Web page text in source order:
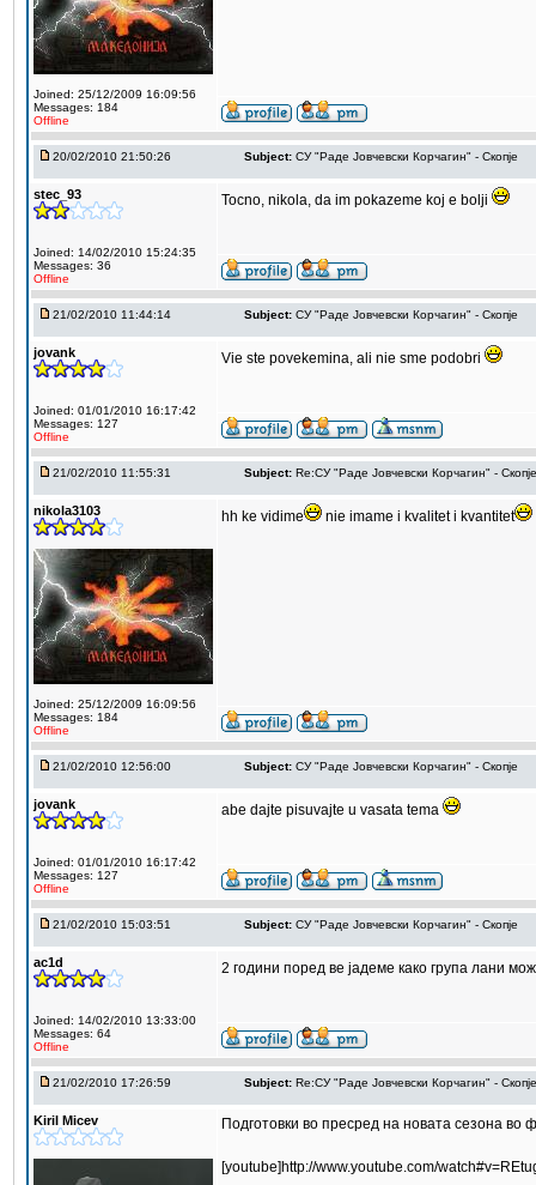
Joined: 25/12/2009 16:09:56
Messages: 184
Offline
20/02/2010 21:50:26 Subject: СУ "Раде Јовчевски Корчагин" - Скопје
stec_93
Joined: 14/02/2010 15:24:35
Messages: 36
Offline
Tocno, nikola, da im pokazeme koj e bolji
21/02/2010 11:44:14 Subject: СУ "Раде Јовчевски Корчагин" - Скопје
jovank
Joined: 01/01/2010 16:17:42
Messages: 127
Offline
Vie ste povekemina, ali nie sme podobri
21/02/2010 11:55:31 Subject: Re:СУ "Раде Јовчевски Корчагин" - Скопје
nikola3103
Joined: 25/12/2009 16:09:56
Messages: 184
Offline
hh ke vidime nie imame i kvalitet i kvantitet
21/02/2010 12:56:00 Subject: СУ "Раде Јовчевски Корчагин" - Скопје
jovank
Joined: 01/01/2010 16:17:42
Messages: 127
Offline
abe dajte pisuvajte u vasata tema
21/02/2010 15:03:51 Subject: СУ "Раде Јовчевски Корчагин" - Скопје
ac1d
Joined: 14/02/2010 13:33:00
Messages: 64
Offline
2 години поред ве јадеме како група лани
21/02/2010 17:26:59 Subject: Re:СУ "Раде Јовчевски Корчагин" - Скопје
Kiril Micev Подготовки во пресред на новата сезона во
[youtube]http://www.youtube.com/